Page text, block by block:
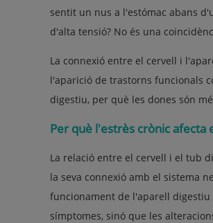
sentit un nus a l'estómac abans
d'alta tensió? No és una
La connexió entre el cervell i
l'aparició de trastorns funcionals
digestiu, per què les dones són
Per què l'estrès crònic afecta
La relació entre el cervell i el tub
la seva connexió amb el sistema
funcionament de l'aparell digestiu
símptomes, sinó que les